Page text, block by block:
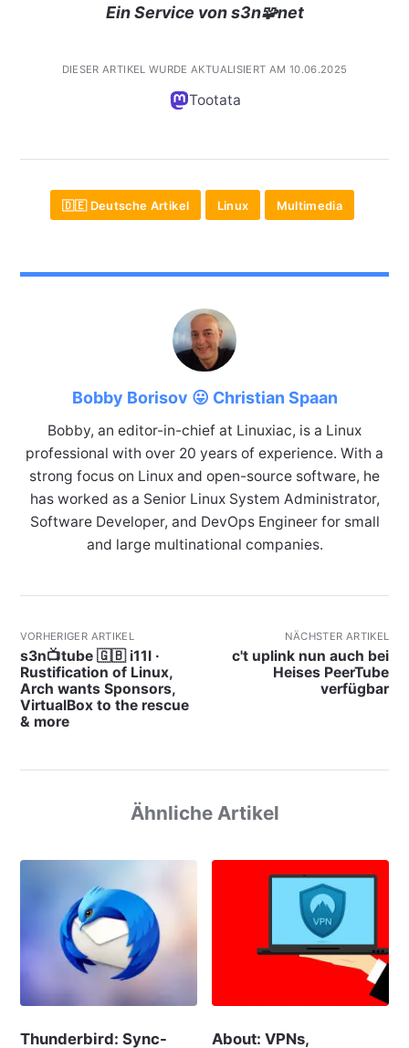
Ein Service von s3n🧩net
DIESER ARTIKEL WURDE AKTUALISIERT AM 10.06.2025
Tootata
🇩🇪 Deutsche Artikel Linux Multimedia
Bobby Borisov 😛 Christian Spaan
Bobby, an editor-in-chief at Linuxiac, is a Linux
professional with over 20 years of experience. With a
strong focus on Linux and open-source software, he
has worked as a Senior Linux System Administrator,
Software Developer, and DevOps Engineer for small
and large multinational companies.
VORHERIGER ARTIKEL
s3n📺tube 🇬🇧 i11l ·
Rustification of Linux,
Arch wants Sponsors,
VirtualBox to the rescue
& more
NÄCHSTER ARTIKEL
c't uplink nun auch bei
Heises PeerTube
verfügbar
Ähnliche Artikel
Thunderbird: Sync-
About: VPNs,